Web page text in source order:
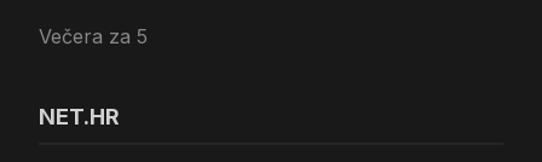
Večera za 5
NET.HR